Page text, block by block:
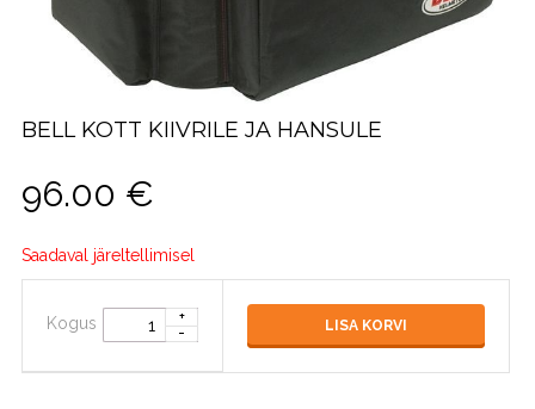
BELL KOTT KIIVRILE JA HANSULE
96.00 €
Saadaval järeltellimisel
Kogus LISA KORVI